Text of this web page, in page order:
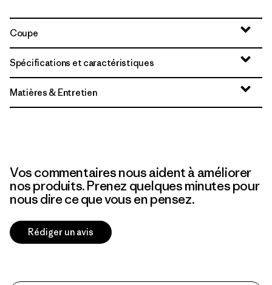
Coupe
Spécifications et caractéristiques
Matières & Entretien
Vos commentaires nous aident à améliorer
nos produits. Prenez quelques minutes pour
nous dire ce que vous en pensez.
Rédiger un avis